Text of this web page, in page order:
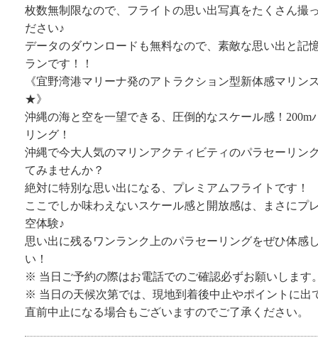
枚数無制限なので、フライトの思い出写真をたくさん撮
ださい♪
データのダウンロードも無料なので、素敵な思い出と記
ランです！！
《宜野湾港マリーナ発のアトラクション型新体感マリン
★》
沖縄の海と空を一望できる、圧倒的なスケール感！200m
リング！
沖縄で今大人気のマリンアクティビティのパラセーリン
てみませんか？
絶対に特別な思い出になる、プレミアムフライトです！
ここでしか味わえないスケール感と開放感は、まさにプ
空体験♪
思い出に残るワンランク上のパラセーリングをぜひ体感
い！
※ 当日ご予約の際はお電話でのご確認必ずお願いします
※ 当日の天候次第では、現地到着後中止やポイントに出
直前中止になる場合もございますのでご了承ください。